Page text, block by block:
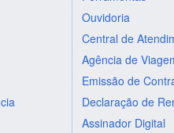
Ouvidoria
Central de
Agência de
Emissão de
Declaração de
Assinador Digital